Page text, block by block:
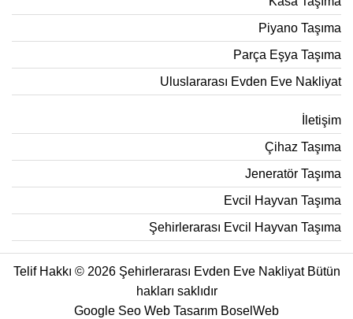
Piyano Taşıma
Parça Eşya Taşıma
Uluslararası Evden Eve Nakliyat
İletişim
Çihaz Taşıma
Jeneratör Taşıma
Evcil Hayvan Taşıma
Şehirlerarası Evcil Hayvan Taşıma
Telif Hakkı © 2026 Şehirlerarası Evden Eve Nakliyat Bütün
hakları saklıdır
Google Seo Web Tasarım BoselWeb